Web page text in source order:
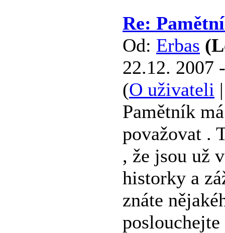
Re:
Od: Erbas
22.12. 2007
(O uživateli
Pamětník
považovat .
, že jsou už
historky a
znáte